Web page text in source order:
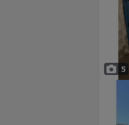
5